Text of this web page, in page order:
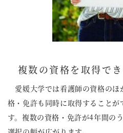
複数の資格を取得でき
愛媛大学では看護師の資格のほ
格・免許も同時に取得すること
す。複数の資格・免許が4年間の